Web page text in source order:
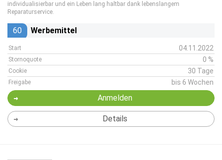
individualisierbar und ein Leben lang haltbar dank lebenslangem
Reparaturservice.
60 Werbemittel
Start 04.11.2022
Stornoquote 0 %
Cookie 30 Tage
Freigabe bis 6 Wochen
Anmelden
Details